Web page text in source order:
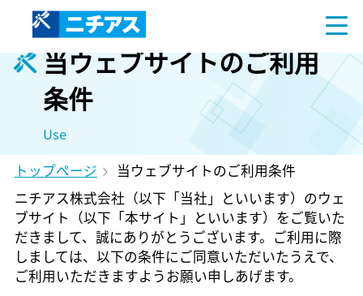
当ウェブサイトのご利用
条件
Use
トップページ
当ウェブサイトのご利用条件
ニチアス株式会社（以下「当社」といいます）のウェ
ブサイト（以下「本サイト」といいます）をご覧いた
だきまして、誠にありがとうございます。ご利用に際
しましては、以下の条件にご同意いただいたうえで、
ご利用いただきますようお願い申しあげます。